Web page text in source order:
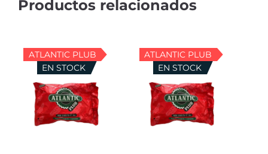
ATLANTIC PLUB
EN STOCK
ATLANTIC PLUB
EN STOCK